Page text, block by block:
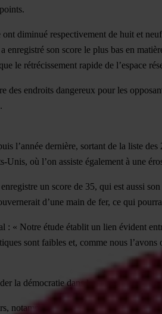
diminué respectivement de huit et
a enregistré son score le plus bas en
le rétrécissement rapide de l’espace
endroits dangereux pour les
l’année dernière, sortant de la liste des
où l’on assiste également à une
un score de 35, qui est aussi son
d’une main de fer, ce qui
: « Notre étude établit un lien évident
sont faibles et, comme nous
la démocratie dans le monde,
notamment les freins et contrepoids au